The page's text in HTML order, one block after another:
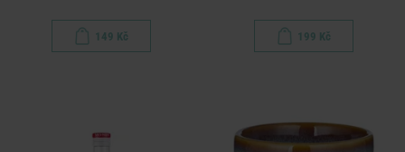
149 Kč 199 Kč